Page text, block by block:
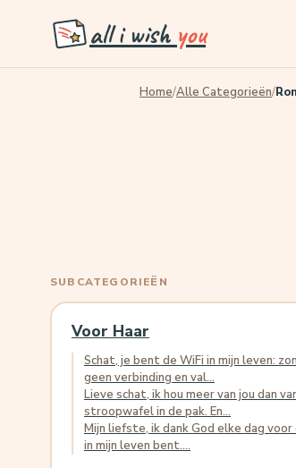
all i wish you
Home/Alle Categorieën/
SUBCATEGORIEËN
Voor Haar
Schat, je bent de WiFi in mijn leven:
geen verbinding en val...
Lieve schat, ik hou meer van jou dan
stroopwafel in de pak. En...
Mijn liefste, ik dank God elke dag voor
in mijn leven bent....